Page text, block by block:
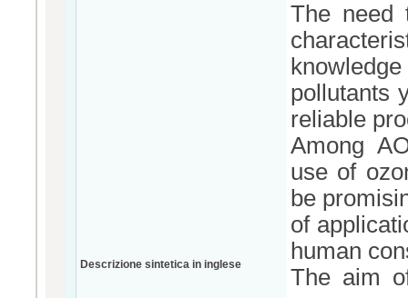
Descrizione sintetica in inglese
The need
pollutants
reliable
Among
use of
be
of
human
The aim